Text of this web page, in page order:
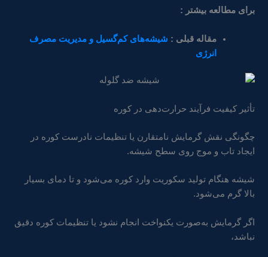
برای مطالعه بیشتر :
مقاله قبلی : شیشه‌های کم‌گسیل و مدیریت مصرف
انرژی
تأثیر کیفیت فرآیند حرارت‌دهی در کوره
چگونگی نقش گرمایش نامتقارن یا تنظیمات نادرست کوره در
ایجاد تاب و موج روی سطح شیشه.
شیشه هنگام تولید سکوریت وارد کوره می‌شود و تا دمای بسیار
بالا گرم می‌شود.
اگر گرمایش به‌صورت یکنواخت انجام نشود یا تنظیمات کوره دقیق
نباشد،